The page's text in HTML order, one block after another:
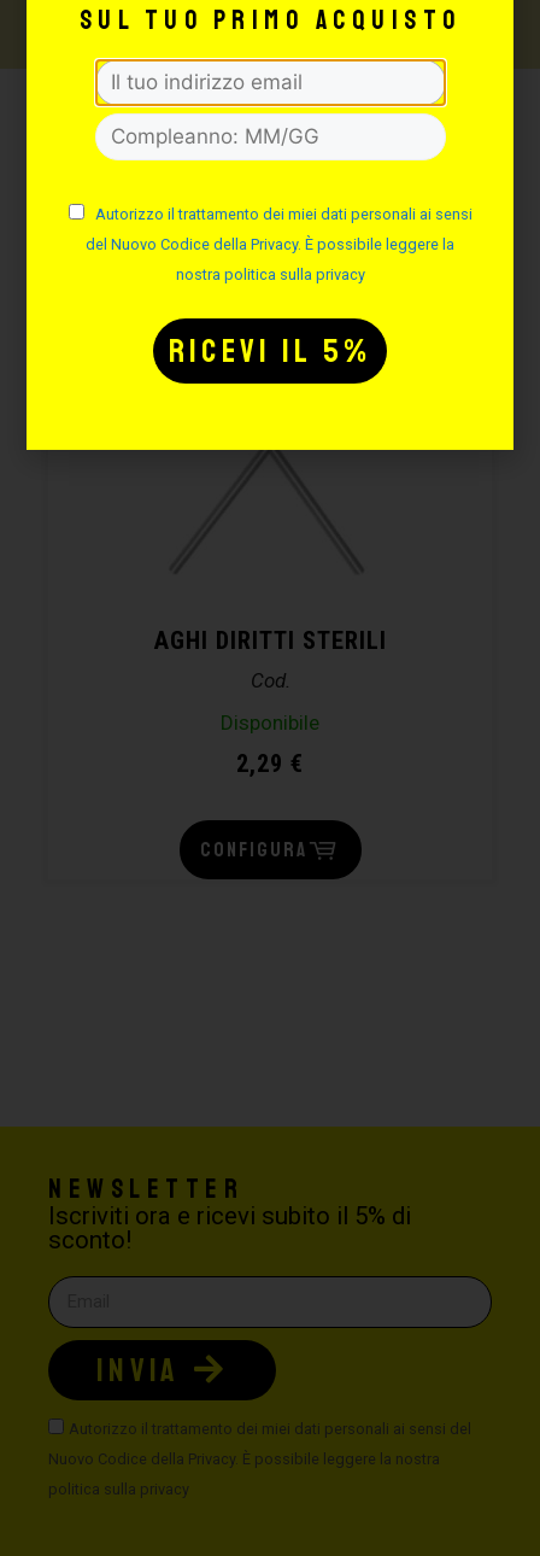
Potrebbe interessarti
AGHI DIRITTI STERILI
Cod.
Disponibile
2,29 €
CONFIGURA
Newsletter
Iscriviti ora e ricevi subito il 5% di
sconto!
Autorizzo il trattamento dei miei dati personali ai sensi del
Nuovo Codice della Privacy. È possibile leggere la nostra
politica sulla privacy
INVIA
sul tuo primo acquisto
Autorizzo il trattamento dei miei dati personali ai sensi
del Nuovo Codice della Privacy. È possibile leggere la
nostra politica sulla privacy